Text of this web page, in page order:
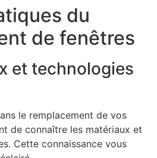
du
de fenêtres
et technologies
le remplacement de vos
de connaître les matériaux et
Cette connaissance vous